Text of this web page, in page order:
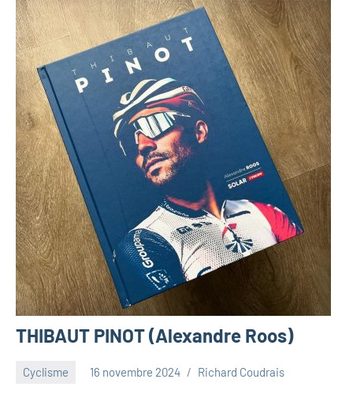
THIBAUT PINOT (Alexandre Roos)
Cyclisme 16 novembre 2024 Richard Coudrais